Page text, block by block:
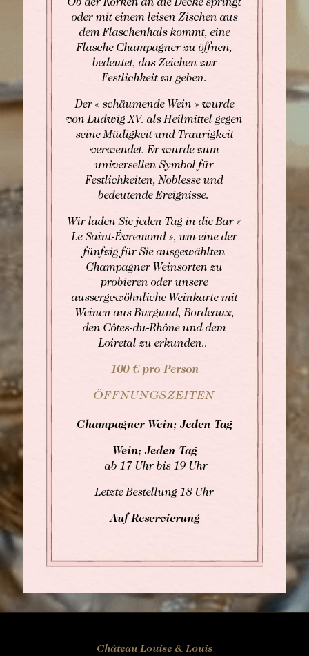
BUCHEN
Buchen Zimmer
Buchen Zimmer
Buchen Gourmet-Restaurant
Buchen Bistro-Restaurant
BUCHEN
Für Daten "auf Anfrage",
wenden Sie sich bitte direkt an das Hotel:
Tel: +33 2 42 06 02 00
butler@chateaulouise.com
Ob der Korken an die Decke springt
oder mit einem leisen Zischen aus
dem Flaschenhals kommt, eine
Flasche Champagner zu öffnen,
bedeutet, das Zeichen zur
Festlichkeit zu geben.
Der « schäumende Wein » wurde
von Ludwig XV. als Heilmittel gegen
seine Müdigkeit und Traurigkeit
verwendet. Er wurde zum
universellen Symbol für
Festlichkeiten, Noblesse und
bedeutende Ereignisse.
Wir laden Sie jeden Tag in die Bar «
Le Saint-Évremond », um eine der
fünfzig für Sie ausgewählten
Champagner Weinsorten zu
probieren oder unsere
aussergewöhnliche Weinkarte mit
Weinen aus Burgund, Bordeaux,
den Côtes-du-Rhône und dem
Loiretal zu erkunden..
100 € pro Person
ÖFFNUNGSZEITEN
Champagner Wein; Jeden Tag
Wein; Jeden Tag
ab 17 Uhr bis 19 Uhr
Letzte Bestellung 18 Uhr
Auf Reservierung
Château Louise & Louis